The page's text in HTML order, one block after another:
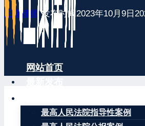
网站首页
最高人民法院指导性案例
王康律师 发布时间2023年10月9日
陕西省安全生产条例